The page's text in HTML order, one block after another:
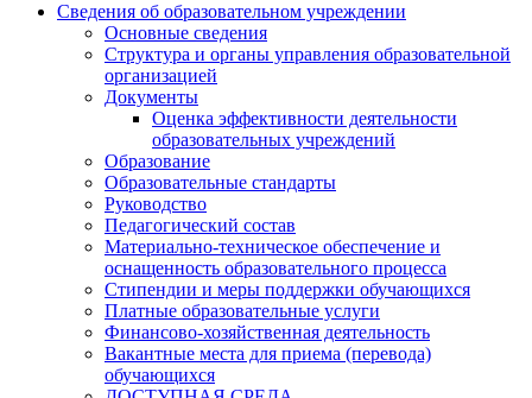
Сведения об образовательном учреждении
Основные сведения
Структура и органы управления образовательной
организацией
Документы
Оценка эффективности деятельности
образовательных учреждений
Образование
Образовательные стандарты
Руководство
Педагогический состав
Материально-техническое обеспечение и
оснащенность образовательного процесса
Стипендии и меры поддержки обучающихся
Платные образовательные услуги
Финансово-хозяйственная деятельность
Вакантные места для приема (перевода)
обучающихся